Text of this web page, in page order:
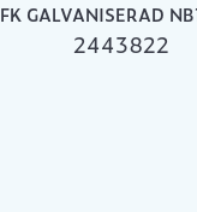
FK GALVANISERAD
2443822